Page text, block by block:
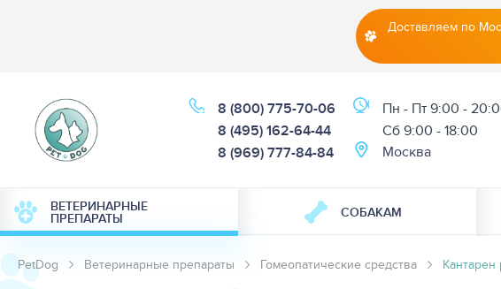
Доставляем по
8 (800) 775-70-06
8 (495) 162-64-44
8 (969) 777-84-84
Пн - Пт 9:00 -
Cб 9:00 - 18:00
Москва
ВЕТЕРИНАРНЫЕ
ПРЕПАРАТЫ СОБАКАМ
PetDog Ветеринарные препараты Гомеопатические средства